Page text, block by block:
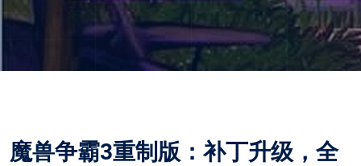
魔兽争霸3重制版：补丁升级，全